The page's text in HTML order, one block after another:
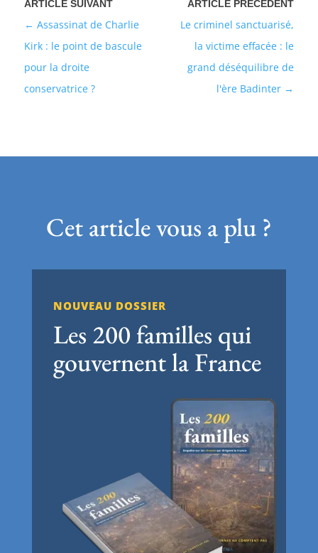
Le criminel sanctuarisé,
la victime effacée : le
grand déséquilibre de
l'ère Badinter
Assassinat de Charlie
Kirk : le point de bascule
pour la droite
conservatrice ?
Cet article vous a plu ?
NOUVEAU DOSSIER
Les 200 familles qui
gouvernent la France